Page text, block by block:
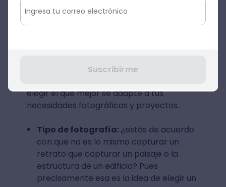
2. Objetivo
embargo, te aconsejamos tomar en
elegir el que mejor se adapte a tus
necesidades fotográficas y proyectos.
Tipo de fotografía:¿estás de acuerdo
con que no es lo mismo capturar un
retrato que capturar un paisaje o la
estructura de un edificio? Pues
precisamente esa es la idea de elegir un
Suscribirme